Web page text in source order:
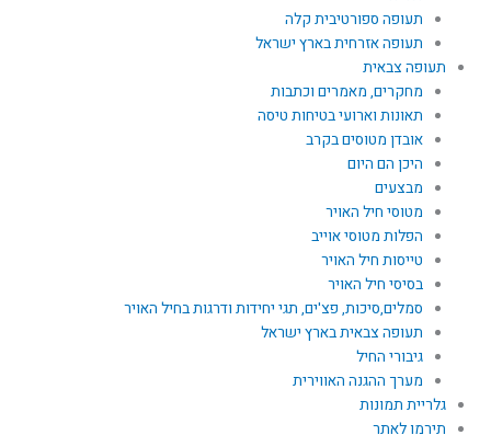
תעופה ספורטיבית קלה
תעופה אזרחית בארץ ישראל
תעופה צבאית
מחקרים, מאמרים וכתבות
תאונות וארועי בטיחות טיסה
אובדן מטוסים בקרב
היכן הם היום
מבצעים
מטוסי חיל האויר
הפלות מטוסי אוייב
טייסות חיל האויר
בסיסי חיל האויר
סמלים,סיכות, פצ'ים, תגי יחידות ודרגות בחיל האויר
תעופה צבאית בארץ ישראל
גיבורי החיל
מערך ההגנה האווירית
גלריית תמונות
תירמו לאתר